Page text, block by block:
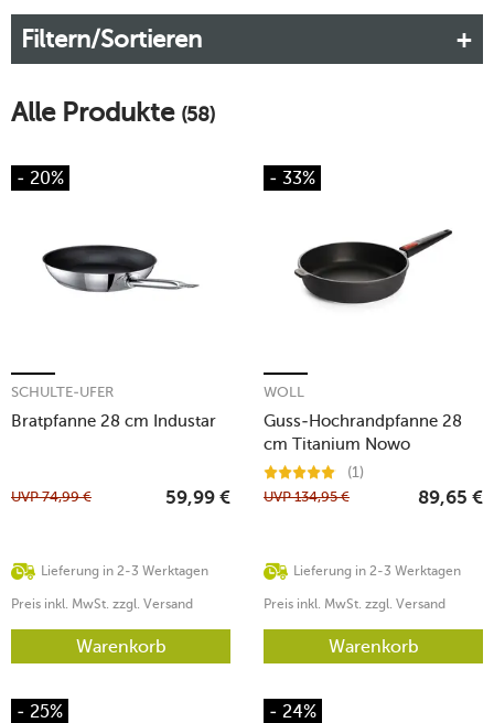
sind Durchmesser, Herdart, Beschichtung und die Frage, wie
Sie im Alltag kochen.
Mehr erfahren!
Filtern/Sortieren
Alle Produkte (58)
- 20%
Bratpfanne 28 cm Industar
SCHULTE-UFER
Lieferung in 2-3 Werktagen
UVP74,99 € 59,99 €
Preis inkl. MwSt. zzgl. Versand
Warenkorb
- 33%
Guss-Hochrandpfanne 28
cm Titanium Nowo
WOLL
(1)
Lieferung in 2-3 Werktagen
UVP134,95 € 89,65 €
Preis inkl. MwSt. zzgl. Versand
Warenkorb
- 25% - 24%